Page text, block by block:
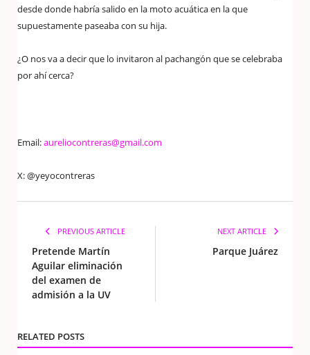
desde donde habría salido en la moto acuática en la que
supuestamente paseaba con su hija.
¿O nos va a decir que lo invitaron al pachangón que se celebraba
por ahí cerca?
Email:aureliocontreras@gmail.com
X: @yeyocontreras
PREVIOUS ARTICLE
Pretende Martín
Aguilar eliminación
del examen de
admisión a la UV
NEXT ARTICLE
Parque Juárez
RELATED POSTS